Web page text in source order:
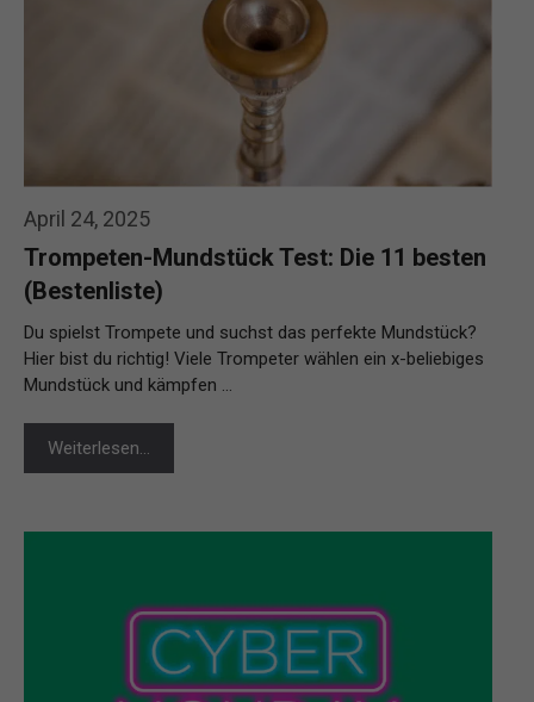
April 24, 2025
Trompeten-Mundstück Test: Die 11 besten
(Bestenliste)
Du spielst Trompete und suchst das perfekte Mundstück?
Hier bist du richtig! Viele Trompeter wählen ein x-beliebiges
Mundstück und kämpfen …
Weiterlesen…